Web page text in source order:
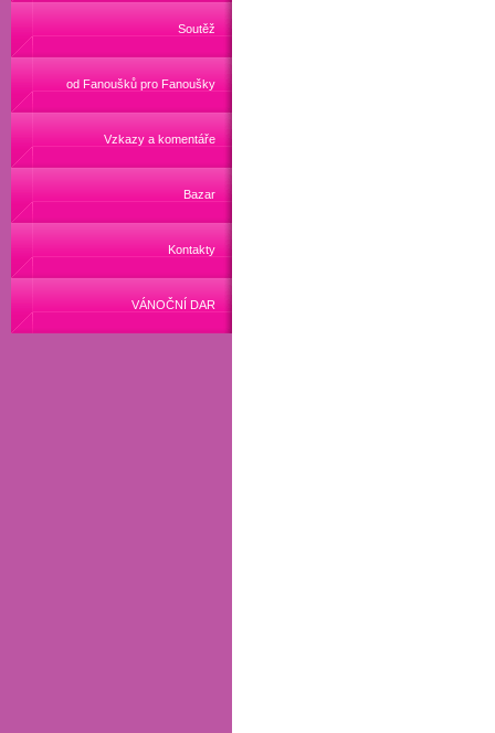
Soutěž
od Fanoušků pro Fanoušky
Vzkazy a komentáře
Bazar
Kontakty
VÁNOČNÍ DAR